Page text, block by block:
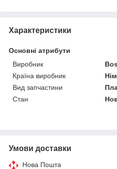
Характеристики
Основні атрибути
Виробник
Країна виробник
Вид запчастини
Стан
Умови доставки
Нова Пошта